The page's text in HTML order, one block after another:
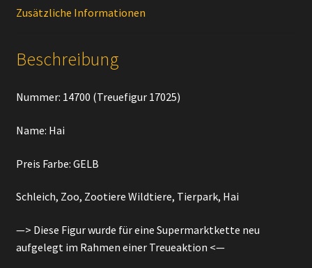
Zusätzliche Informationen
Beschreibung
Nummer: 14700 (Treuefigur 17025)
Name: Hai
Preis Farbe: GELB
Schleich, Zoo, Zootiere Wildtiere, Tierpark, Hai
—> Diese Figur wurde für eine Supermarktkette neu
aufgelegt im Rahmen einer Treueaktion <—